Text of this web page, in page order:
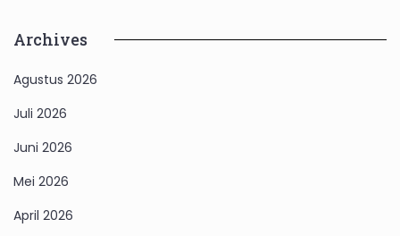
Archives
Agustus 2026
Juli 2026
Juni 2026
Mei 2026
April 2026